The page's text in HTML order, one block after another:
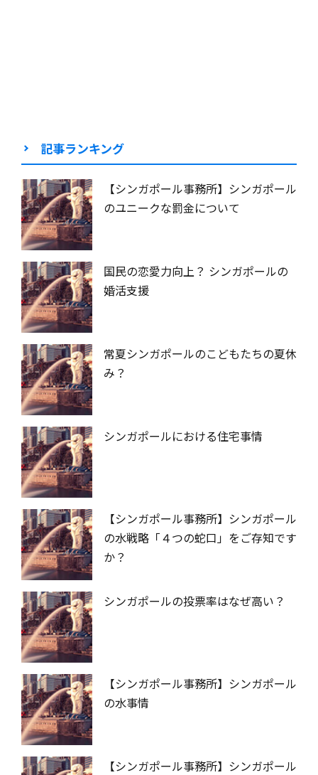
記事ランキング
【シンガポール事務所】シンガポール
のユニークな罰金について
国民の恋愛力向上？ シンガポールの
婚活支援
常夏シンガポールのこどもたちの夏休
み？
シンガポールにおける住宅事情
【シンガポール事務所】シンガポール
の水戦略「４つの蛇口」をご存知です
か？
シンガポールの投票率はなぜ高い？
【シンガポール事務所】シンガポール
の水事情
【シンガポール事務所】シンガポール